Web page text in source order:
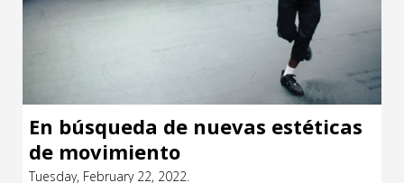
En búsqueda de nuevas estéticas
de movimiento
Tuesday, February 22, 2022.